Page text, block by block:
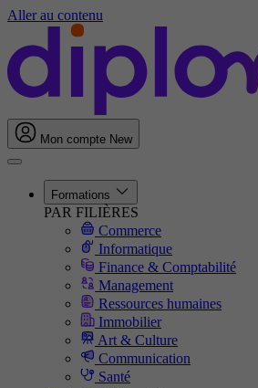
Aller au contenu
Mon compte New
Formations
PAR FILIÈRES
Commerce
Informatique
Finance & Comptabilité
Management
Ressources humaines
Immobilier
Art & Culture
Communication
Santé